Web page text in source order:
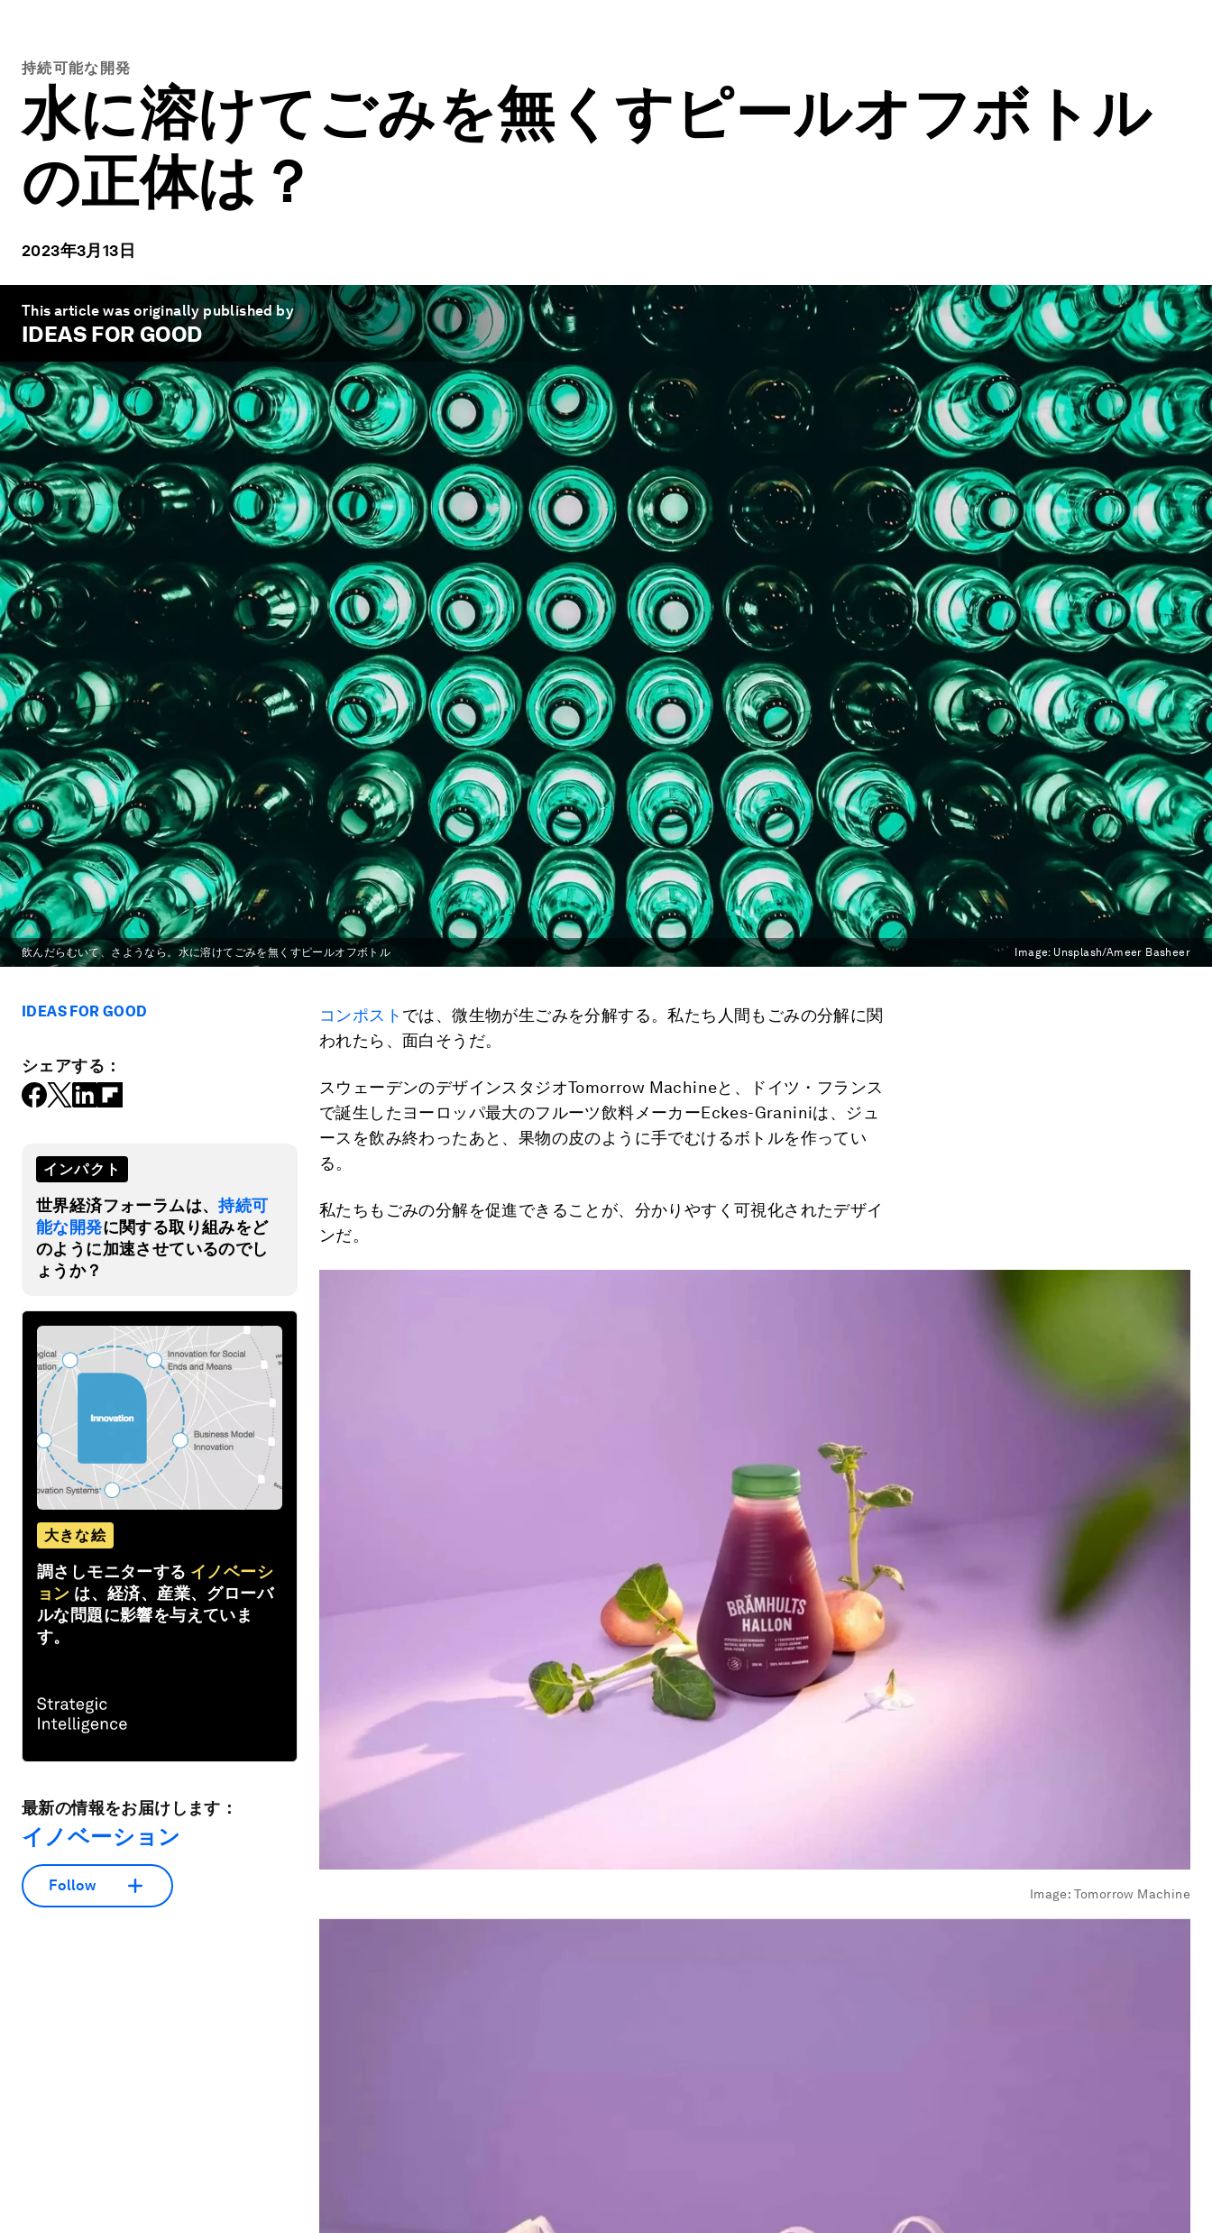
持続可能な開発
水に溶けてごみを無くすピールオフボトル
の正体は？
2023年3月13日
This article was originally published by
IDEAS FOR GOOD
飲んだらむいて、さようなら。水に溶けてごみを無くすピールオフボトル Image: Unsplash/Ameer Basheer
IDEAS FOR GOOD
シェアする：
インパクト
世界経済フォーラムは、持続可
能な開発に関する取り組みをど
のように加速させているのでし
ょうか？
大きな絵
調さしモニターする イノベーシ
ョン は、経済、産業、グローバ
ルな問題に影響を与えていま
す。
最新の情報をお届けします：
イノベーション
Follow
コンポスト では、微生物が生ごみを分解する。私たち人間もごみの分解に関
われたら、面白そうだ。
スウェーデンのデザインスタジオTomorrow Machineと、ドイツ・フランス
で誕生したヨーロッパ最大のフルーツ飲料メーカーEckes-Graniniは、ジュ
ースを飲み終わったあと、果物の皮のように手でむけるボトルを作ってい
る。
私たちもごみの分解を促進できることが、分かりやすく可視化されたデザイ
ンだ。
Image: Tomorrow Machine